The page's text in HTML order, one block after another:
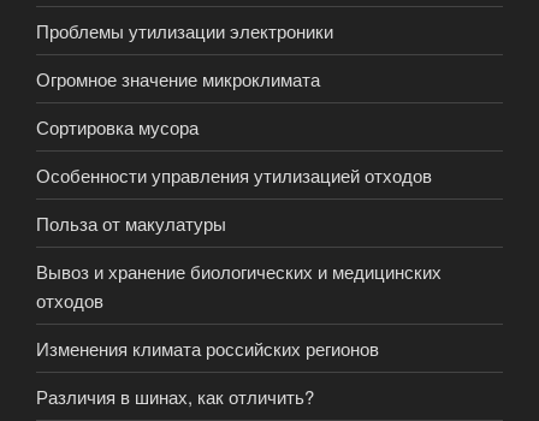
Проблемы утилизации электроники
Огромное значение микроклимата
Сортировка мусора
Особенности управления утилизацией отходов
Польза от макулатуры
Вывоз и хранение биологических и медицинских
отходов
Изменения климата российских регионов
Различия в шинах, как отличить?